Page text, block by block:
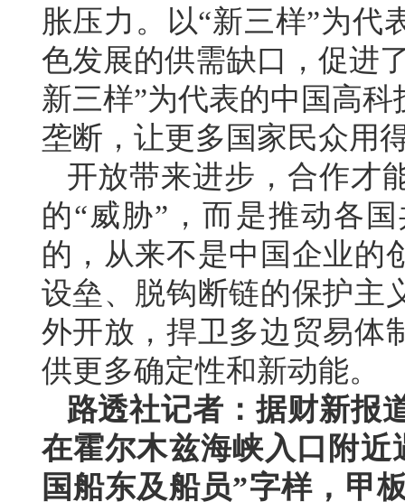
胀压力。以“新三样”为代
色发展的供需缺口，促进
新三样”为代表的中国高
垄断，让更多国家民众用
开放带来进步，合作才
的“威胁”，而是推动各
的，从来不是中国企业的
设垒、脱钩断链的保护主
外开放，捍卫多边贸易体
供更多确定性和新动能。
路透社记者：据财新报
在霍尔木兹海峡入口附
国船东及船员”字样，甲